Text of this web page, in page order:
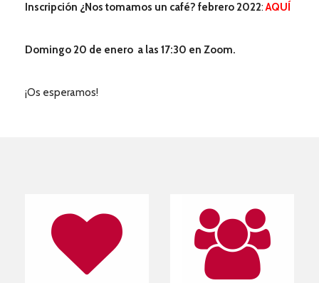
Inscripción ¿Nos tomamos un café? febrero 2022: AQUÍ
Domingo 20 de enero a las 17:30 en Zoom.
¡Os esperamos!